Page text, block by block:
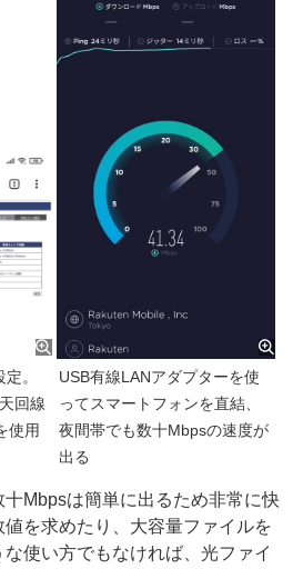
。
回線
使用
USB有線LANアダプターを使
ってスマートフォンを直結、
夜間帯でも数十Mbpsの速度が
出る
Mbpsは簡単に出るため非常に快
を求めたり、大容量ファイルを
使い方でもなければ、光ファイ